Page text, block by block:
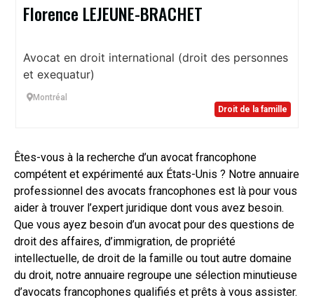
Florence LEJEUNE-BRACHET
Avocat en droit international (droit des personnes
et exequatur)
Montréal
Droit de la famille
Êtes-vous à la recherche d’un avocat francophone
compétent et expérimenté aux États-Unis ? Notre annuaire
professionnel des avocats francophones est là pour vous
aider à trouver l’expert juridique dont vous avez besoin.
Que vous ayez besoin d’un avocat pour des questions de
droit des affaires, d’immigration, de propriété
intellectuelle, de droit de la famille ou tout autre domaine
du droit, notre annuaire regroupe une sélection minutieuse
d’avocats francophones qualifiés et prêts à vous assister.